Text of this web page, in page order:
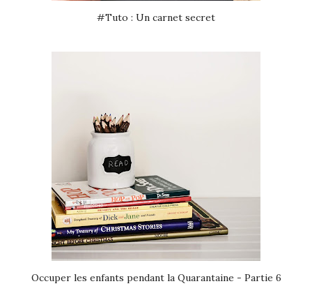
#Tuto : Un carnet secret
Occuper les enfants pendant la Quarantaine - Partie 6